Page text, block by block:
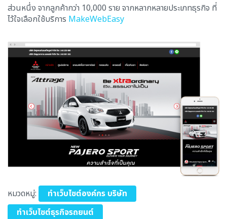
ส่วนหนึ่ง จากลูกค้ากว่า 10,000 ราย จากหลากหลายประเภทธุรกิจ ที่
ไว้ใจเลือกใช้บริการ MakeWebEasy
หมวดหมู่:
ทำเว็บไซต์องค์กร บริษัท
ทำเว็บไซต์ธุรกิจรถยนต์